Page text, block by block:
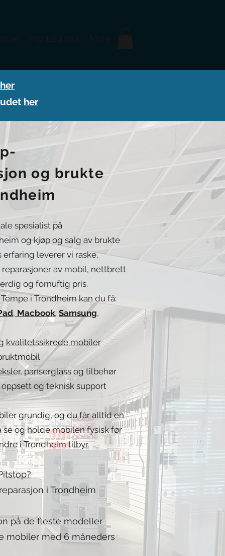
her
her
og brukte
spesialist på
og kjøp og salg av brukte
erfaring leverer vi raske,
av mobil, nettbrett
og fornuftig pris.
i Trondheim kan du få:
, Macbook, Samsung,
kvalitetssikrede mobiler
panserglass og tilbehør
og teknisk support
grundig, og du får alltid en
og holde mobilen fysisk før
i Trondheim tilbyr.
i Trondheim
på de fleste modeller
mobiler med 6 måneders